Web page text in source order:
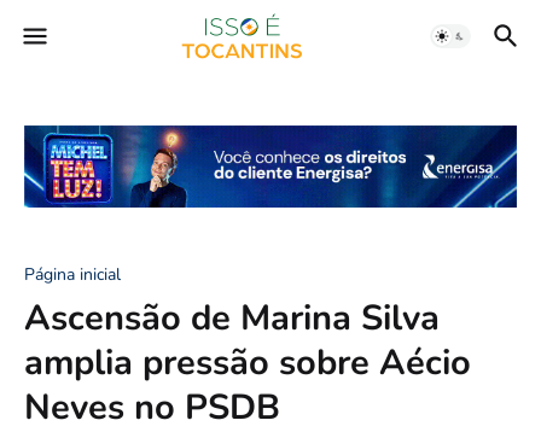
Página inicial
Ascensão de Marina Silva
amplia pressão sobre Aécio
Neves no PSDB